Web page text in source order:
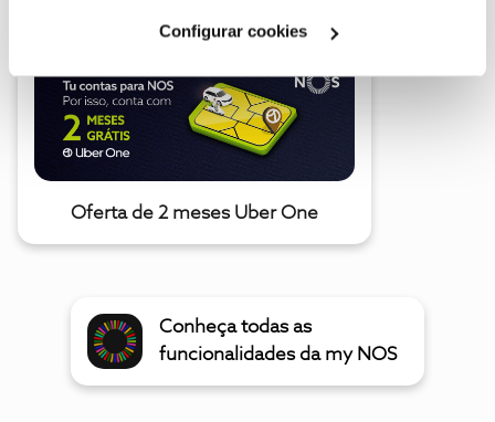
Configurar cookies
Oferta de 2 meses Uber One
Conheça todas as
funcionalidades da my NOS